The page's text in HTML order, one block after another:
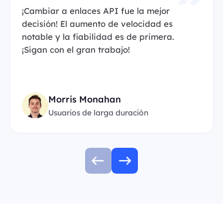
¡Cambiar a enlaces API fue la mejor
decisión! El aumento de velocidad es
notable y la fiabilidad es de primera.
¡Sigan con el gran trabajo!
Morris Monahan
Usuarios de larga duración